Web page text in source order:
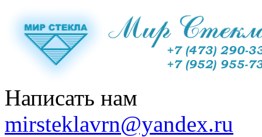
Написать нам
mirsteklavrn@yandex.ru